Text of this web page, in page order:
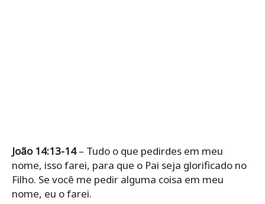
João 14:13-14– Tudo o que pedirdes em meu
nome, isso farei, para que o Pai seja glorificado no
Filho. Se você me pedir alguma coisa em meu
nome, eu o farei.